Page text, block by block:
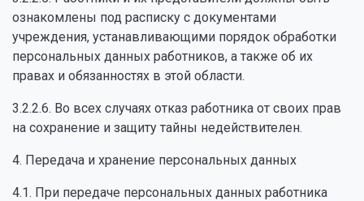
ознакомлены под расписку с документами
учреждения, устанавливающими порядок обработки
персональных данных работников, а также об их
правах и обязанностях в этой области.
3.2.2.6. Во всех случаях отказ работника от своих прав
на сохранение и защиту тайны недействителен.
4. Передача и хранение персональных данных
4.1. При передаче персональных данных работника